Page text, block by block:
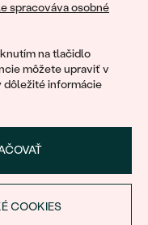
spracováva osobné
na tlačidlo
môžete upraviť v
dôležité informácie
COOKIES